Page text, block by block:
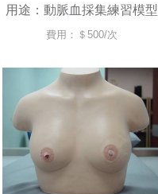
用途：動脈血採集練習模型
費用：＄500/次